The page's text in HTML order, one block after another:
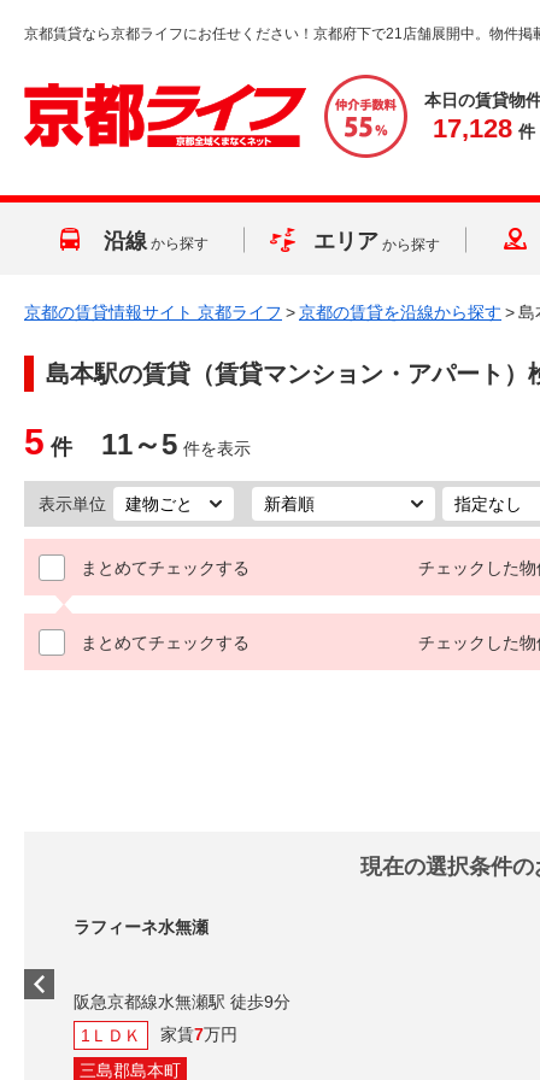
京都賃貸なら京都ライフにお任せください！京都府下で21店舗展開中。物件掲
本日の賃貸物
17,128 件
沿線 から探す エリア から探す
京都の賃貸情報サイト 京都ライフ >京都の賃貸を沿線から探す >島
島本駅の賃貸（賃貸マンション・アパート）
5 件 11～5 件を表示
表示単位
まとめてチェックする チェックした物
まとめてチェックする チェックした物
現在の選択条件
ラフィーネ水無瀬
阪急京都線水無瀬駅 徒歩9分
1ＬＤＫ
三島郡島本町